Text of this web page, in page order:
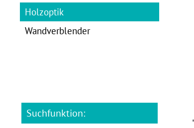
Holzoptik
Wandverblender
Suchfunktion: